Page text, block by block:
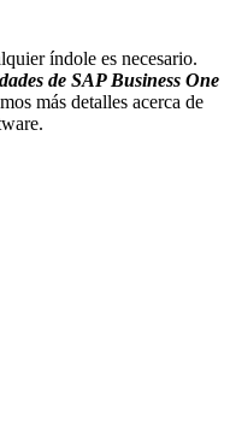
índole es necesario.
de SAP Business One
más detalles acerca de